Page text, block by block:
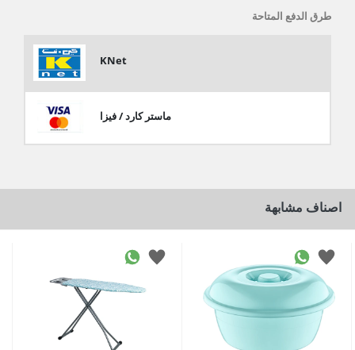
طرق الدفع المتاحة
KNet
ماستر كارد / فيزا
اصناف مشابهة